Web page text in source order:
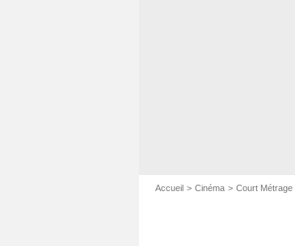
Accueil Cinéma Court Métrage